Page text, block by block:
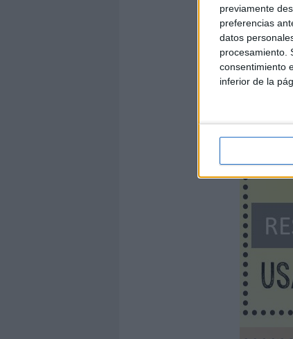
previamente
preferencias
datos
procesamiento.
consentimiento
inferior de la